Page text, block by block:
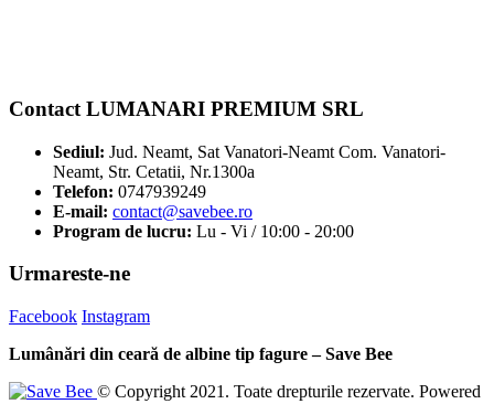
Contact LUMANARI PREMIUM SRL
Sediul: Jud. Neamt, Sat Vanatori-Neamt Com. Vanatori-
Neamt, Str. Cetatii, Nr.1300a
Telefon: 0747939249
E-mail: contact@savebee.ro
Program de lucru: Lu - Vi / 10:00 - 20:00
Urmareste-ne
Facebook Instagram
Lumânări din ceară de albine tip fagure – Save Bee
© Copyright 2021. Toate drepturile rezervate. Powered